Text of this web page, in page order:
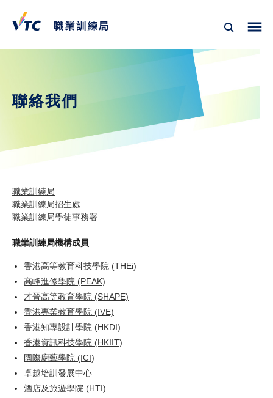
聯絡我們
職業訓練局
職業訓練局招生處
職業訓練局學徒事務署
職業訓練局機構成員
香港高等教育科技學院 (THEi)
高峰進修學院 (PEAK)
才晉高等教育學院 (SHAPE)
香港專業教育學院 (IVE)
香港知專設計學院 (HKDI)
香港資訊科技學院 (HKIIT)
國際廚藝學院 (ICI)
卓越培訓發展中心
酒店及旅遊學院 (HTI)